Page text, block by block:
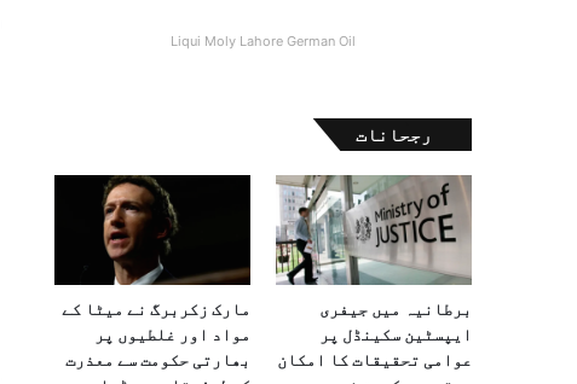
Liqui Moly Lahore German Oil
رجحانات
برطانیہ میں جیفری
ایپسٹین سکینڈل پر
عوامی تحقیقات کا امکان
مارک زکربرگ نے میٹا کے
مواد اور غلطیوں پر
بھارتی حکومت سے معذرت